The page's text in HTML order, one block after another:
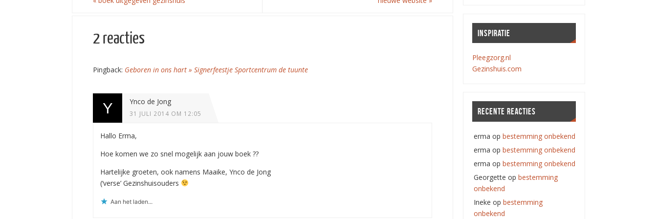
2 reacties
Pingback: Geboren in ons hart » Signerfeestje Sportcentrum de tuunte
Ynco de Jong
31 JULI 2014 OM 12:05
Hallo Erma,
Hoe komen we zo snel mogelijk aan jouw boek ??
Hartelijke groeten, ook namens Maaike, Ynco de Jong
(‘verse’ Gezinshuisouders
Aan het laden...
INSPIRATIE
Pleegzorg.nl
Gezinshuis.com
RECENTE REACTIES
erma opbestemming onbekend
erma opbestemming onbekend
erma opbestemming onbekend
Georgette opbestemming
onbekend
Ineke opbestemming
onbekend